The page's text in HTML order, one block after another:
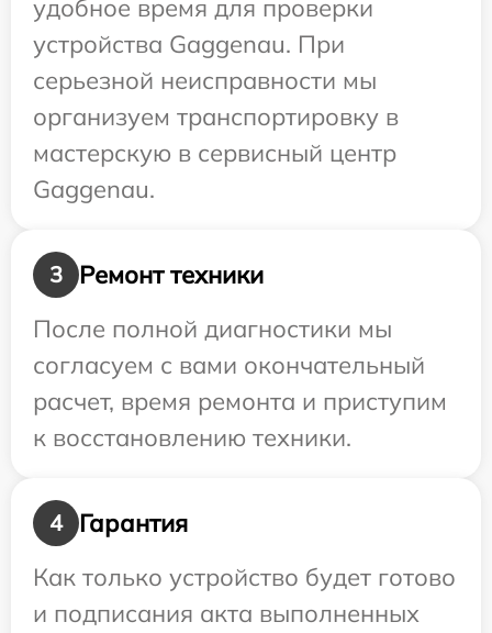
удобное время для проверки
устройства Gaggenau. При
серьезной неисправности мы
организуем транспортировку в
мастерскую в сервисный центр
Gaggenau.
3
Ремонт техники
После полной диагностики мы
согласуем с вами окончательный
расчет, время ремонта и приступим
к восстановлению техники.
4
Гарантия
Как только устройство будет готово
и подписания акта выполненных